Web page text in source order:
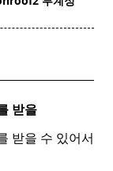
받을
받을 수 있어서